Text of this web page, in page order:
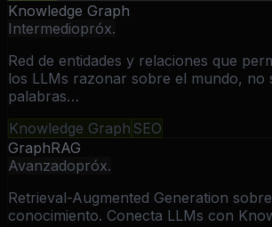
Knowledge Graph
Intermediopróx.
Red de entidades y relaciones que
los LLMs razonar sobre el mundo, no
palabras…
Knowledge Graph SEO
GraphRAG
Avanzadopróx.
Retrieval-Augmented Generation
conocimiento. Conecta LLMs con